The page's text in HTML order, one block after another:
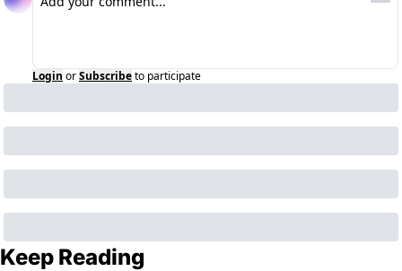
Login orSubscribeto participate
Keep Reading